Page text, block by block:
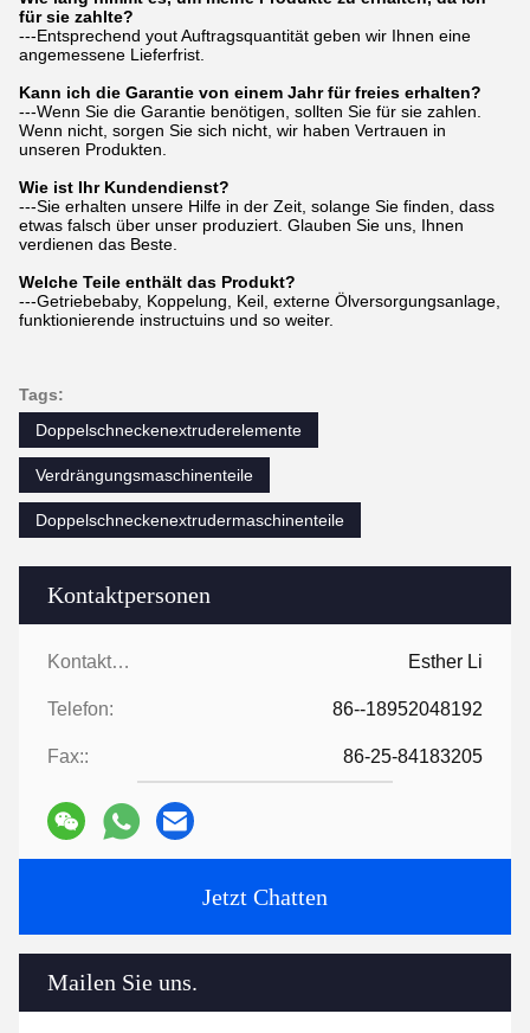
Kontaktpersonen
Kontaktpersonen: Esther Li
Telefon: 86--18952048192
Fax:: 86-25-84183205
Jetzt Chatten
Mailen Sie uns.
für sie zahlte?
---Entsprechend yout Auftragsquantität geben wir Ihnen eine
angemessene Lieferfrist.
Kann ich die Garantie von einem Jahr für freies erhalten?
---Wenn Sie die Garantie benötigen, sollten Sie für sie zahlen.
Wenn nicht, sorgen Sie sich nicht, wir haben Vertrauen in
unseren Produkten.
Wie ist Ihr Kundendienst?
---Sie erhalten unsere Hilfe in der Zeit, solange Sie finden, dass
etwas falsch über unser produziert. Glauben Sie uns, Ihnen
verdienen das Beste.
Welche Teile enthält das Produkt?
---Getriebebaby, Koppelung, Keil, externe Ölversorgungsanlage,
funktionierende instructuins und so weiter.
Tags:
Doppelschneckenextruderelemente
Verdrängungsmaschinenteile
Doppelschneckenextrudermaschinenteile